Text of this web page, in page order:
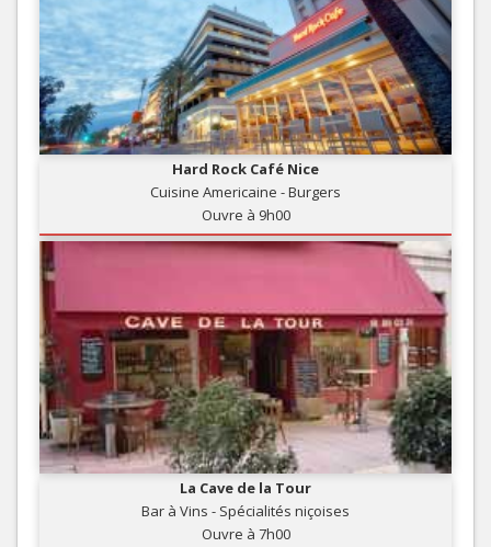
Hard Rock Café Nice
Cuisine Americaine - Burgers
Ouvre à 9h00
La Cave de la Tour
Bar à Vins - Spécialités niçoises
Ouvre à 7h00